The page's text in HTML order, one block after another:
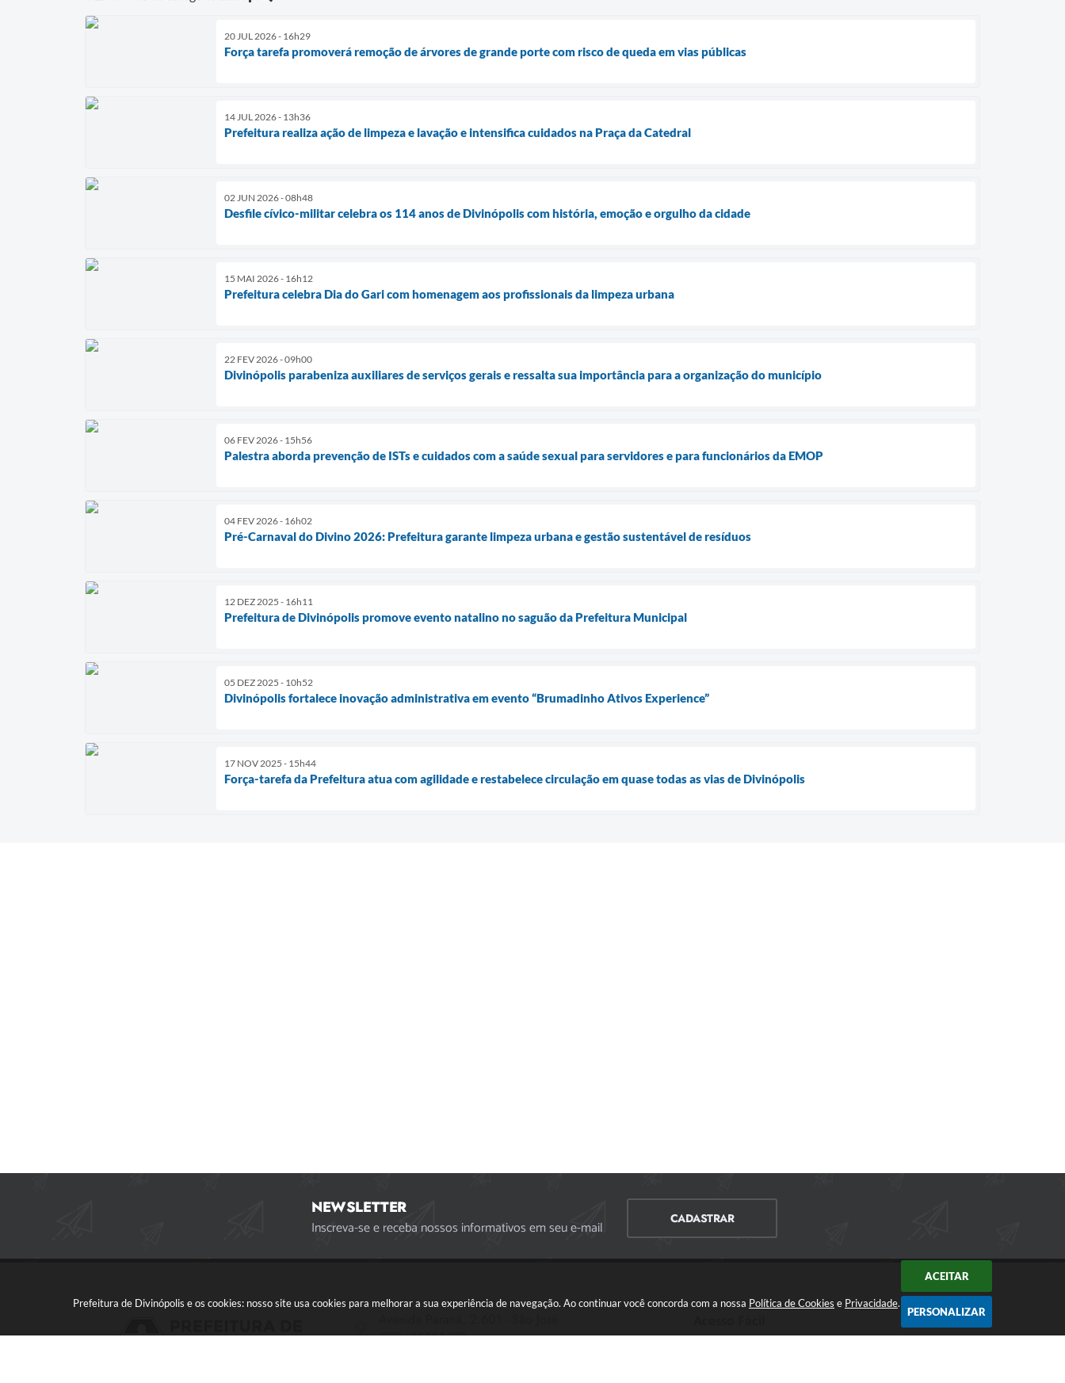
Prefeitura de Divinópolis e os cookies: nosso site usa cookies para melhorar a sua experiência de navegação. Ao continuar você concorda com a nossa Política de Cookies e Privacidade.
ACEITAR
PERSONALIZAR
20 JUL 2026 - 16h29
Força tarefa promoverá remoção de árvores de grande porte com risco de queda em vias públicas
14 JUL 2026 - 13h36
Prefeitura realiza ação de limpeza e lavação e intensifica cuidados na Praça da Catedral
02 JUN 2026 - 08h48
Desfile cívico-militar celebra os 114 anos de Divinópolis com história, emoção e orgulho da cidade
15 MAI 2026 - 16h12
Prefeitura celebra Dia do Gari com homenagem aos profissionais da limpeza urbana
22 FEV 2026 - 09h00
Divinópolis parabeniza auxiliares de serviços gerais e ressalta sua importância para a organização do município
06 FEV 2026 - 15h56
Palestra aborda prevenção de ISTs e cuidados com a saúde sexual para servidores e para funcionários da EMOP
04 FEV 2026 - 16h02
Pré-Carnaval do Divino 2026: Prefeitura garante limpeza urbana e gestão sustentável de resíduos
12 DEZ 2025 - 16h11
Prefeitura de Divinópolis promove evento natalino no saguão da Prefeitura Municipal
05 DEZ 2025 - 10h52
Divinópolis fortalece inovação administrativa em evento “Brumadinho Ativos Experience”
17 NOV 2025 - 15h44
Força-tarefa da Prefeitura atua com agilidade e restabelece circulação em quase todas as vias de Divinópolis
NEWSLETTER
Inscreva-se e receba nossos informativos em seu e-mail CADASTRAR
CEP: 35501-170